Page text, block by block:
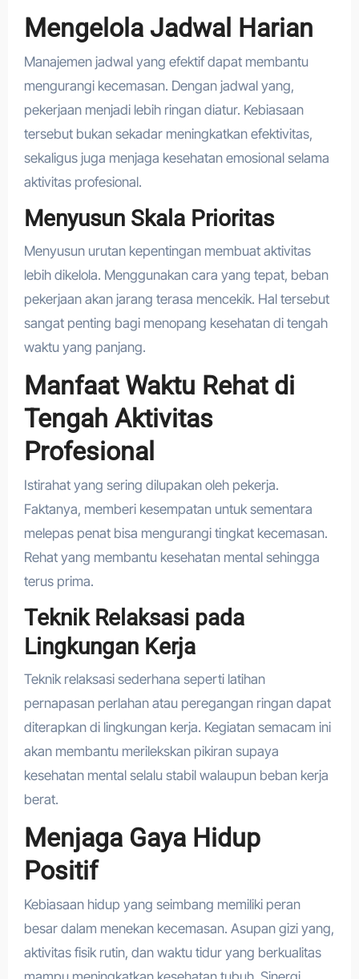
Mengelola Jadwal Harian
Manajemen jadwal yang efektif dapat membantu
mengurangi kecemasan. Dengan jadwal yang,
pekerjaan menjadi lebih ringan diatur. Kebiasaan
tersebut bukan sekadar meningkatkan efektivitas,
sekaligus juga menjaga kesehatan emosional selama
aktivitas profesional.
Menyusun Skala Prioritas
Menyusun urutan kepentingan membuat aktivitas
lebih dikelola. Menggunakan cara yang tepat, beban
pekerjaan akan jarang terasa mencekik. Hal tersebut
sangat penting bagi menopang kesehatan di tengah
waktu yang panjang.
Manfaat Waktu Rehat di
Tengah Aktivitas
Profesional
Istirahat yang sering dilupakan oleh pekerja.
Faktanya, memberi kesempatan untuk sementara
melepas penat bisa mengurangi tingkat kecemasan.
Rehat yang membantu kesehatan mental sehingga
terus prima.
Teknik Relaksasi pada
Lingkungan Kerja
Teknik relaksasi sederhana seperti latihan
pernapasan perlahan atau peregangan ringan dapat
diterapkan di lingkungan kerja. Kegiatan semacam ini
akan membantu merilekskan pikiran supaya
kesehatan mental selalu stabil walaupun beban kerja
berat.
Menjaga Gaya Hidup
Positif
Kebiasaan hidup yang seimbang memiliki peran
besar dalam menekan kecemasan. Asupan gizi yang,
aktivitas fisik rutin, dan waktu tidur yang berkualitas